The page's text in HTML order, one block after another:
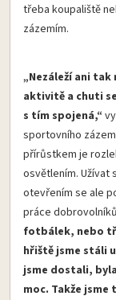
třeba koupaliště
zázemím.
„Nezáleží ani
aktivitě a chuti
s tím spojená,“
sportovního
přírůstkem je
osvětlením. Užívat
otevřením se ale
práce
fotbálek, nebo
hřiště jsme stáli
jsme dostali,
moc. Takže jsme